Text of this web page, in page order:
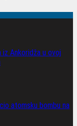
Ankoridža u ovoj
atomsku bombu na